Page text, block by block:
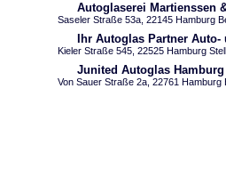
Autoglaserei Martienssen
Saseler Straße 53a, 22145 Hamburg
Ihr Autoglas Partner
Kieler Straße 545, 22525 Hamburg
Junited Autoglas Hamburg
Von Sauer Straße 2a, 22761